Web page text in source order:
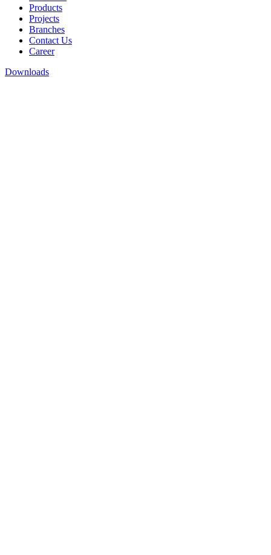
Products
Projects
Branches
Contact Us
Career
Downloads